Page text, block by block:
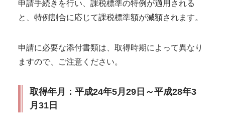
申請手続きを行い、課税標準の特例が適用される
と、特例割合に応じて課税標準額が減額されます。
申請に必要な添付書類は、取得時期によって異なり
ますので、ご注意ください。
取得年月：平成24年5月29日～平成28年3
月31日